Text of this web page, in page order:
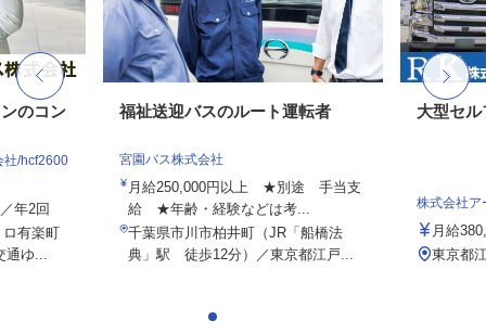
のコン
社/hcf2600
年2回
有楽町
ゆ...
福祉送迎バスのルート運転者
宮園バス株式会社
月給250,000円以上 ★別途 手当支
給 ★年齢・経験などは考...
千葉県市川市柏井町（JR「船橋法
典」駅 徒歩12分）／東京都江戸...
大型セ
株式会社ア
月給
東京都